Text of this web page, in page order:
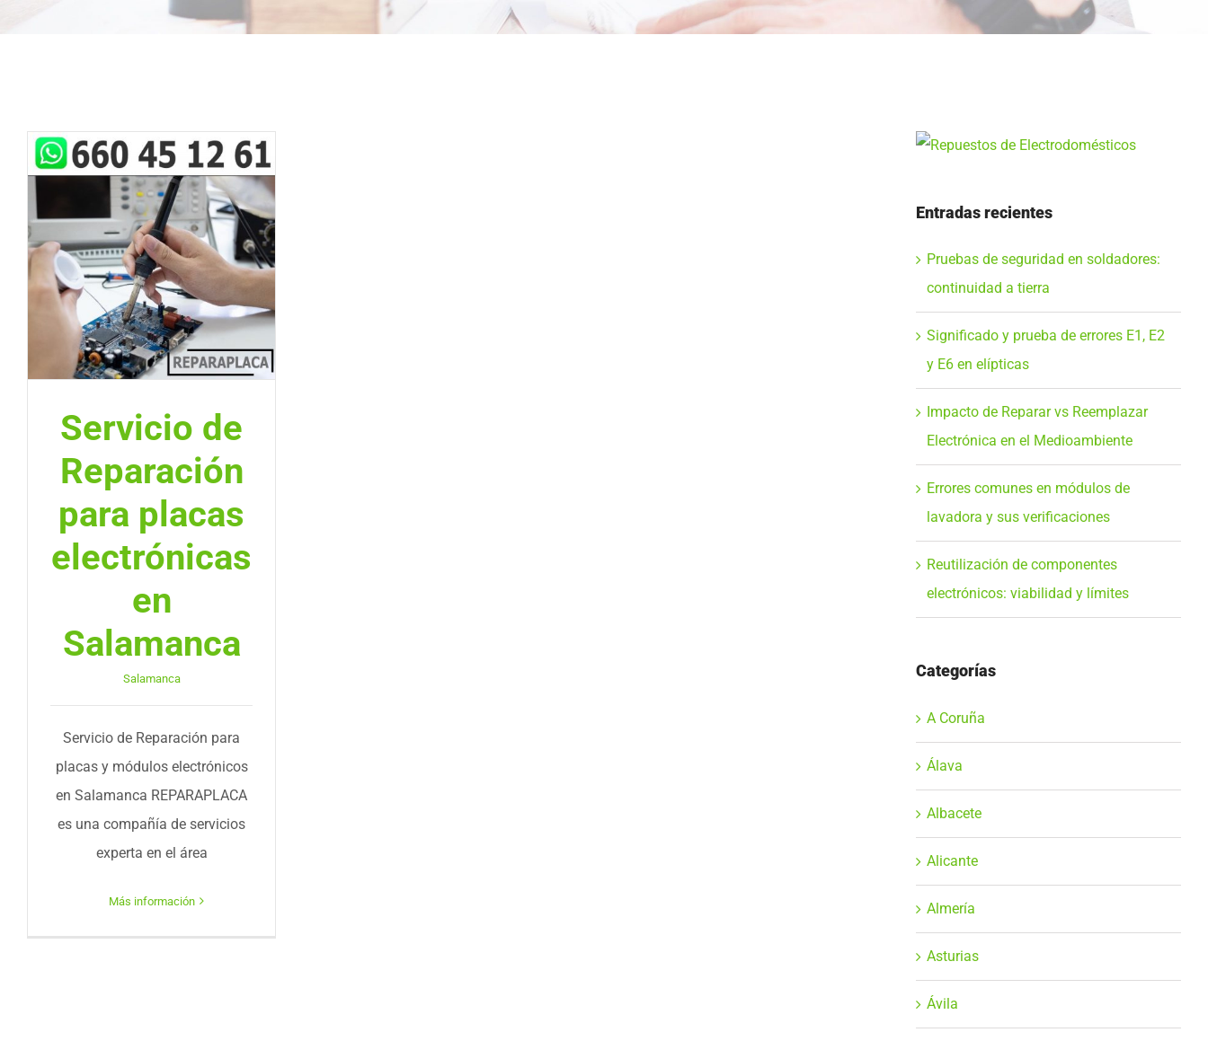
Servicio de
Reparación
para placas
electrónicas
en
Salamanca
Salamanca
Servicio de Reparación para
placas y módulos electrónicos
en Salamanca REPARAPLACA
es una compañía de servicios
experta en el área
Más información
Entradas recientes
Pruebas de seguridad en soldadores:
continuidad a tierra
Significado y prueba de errores E1, E2
y E6 en elípticas
Impacto de Reparar vs Reemplazar
Electrónica en el Medioambiente
Errores comunes en módulos de
lavadora y sus verificaciones
Reutilización de componentes
electrónicos: viabilidad y límites
Categorías
A Coruña
Álava
Albacete
Alicante
Almería
Asturias
Ávila